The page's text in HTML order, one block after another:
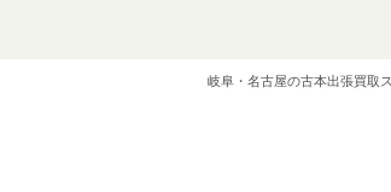
岐阜・名古屋の古本出張買取